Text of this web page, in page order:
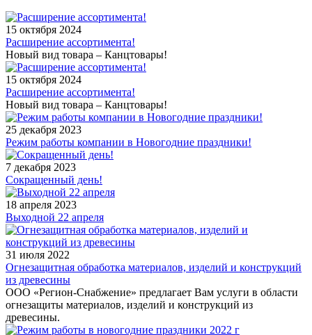
15 октября 2024
Расширение ассортимента!
Новый вид товара – Канцтовары!
15 октября 2024
Расширение ассортимента!
Новый вид товара – Канцтовары!
25 декабря 2023
Режим работы компании в Новогодние праздники!
7 декабря 2023
Сокращенный день!
18 апреля 2023
Выходной 22 апреля
31 июля 2022
Огнезащитная обработка материалов, изделий и конструкций
из древесины
ООО «Регион-Снабжение» предлагает Вам услуги в области
огнезащиты материалов, изделий и конструкций из
древесины.